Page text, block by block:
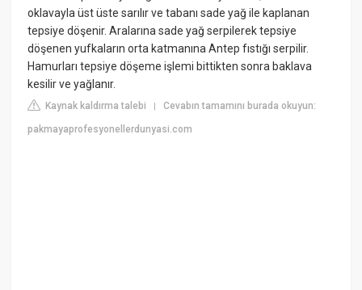
oklavayla üst üste sarılır ve tabanı sade yağ ile kaplanan
tepsiye döşenir. Aralarına sade yağ serpilerek tepsiye
döşenen yufkaların orta katmanına Antep fıstığı serpilir.
Hamurları tepsiye döşeme işlemi bittikten sonra baklava
kesilir ve yağlanır.
Kaynak kaldırma talebi |Cevabın tamamını burada okuyun:
pakmayaprofesyonellerdunyasi.com